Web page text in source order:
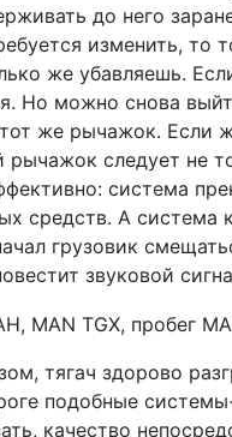
до него
изменить, то
же убавляешь.
Но можно снова
же рычажок. Если
следует не
система
средств. А система
грузовик
звуковой
тягач здорово
подобные
качество